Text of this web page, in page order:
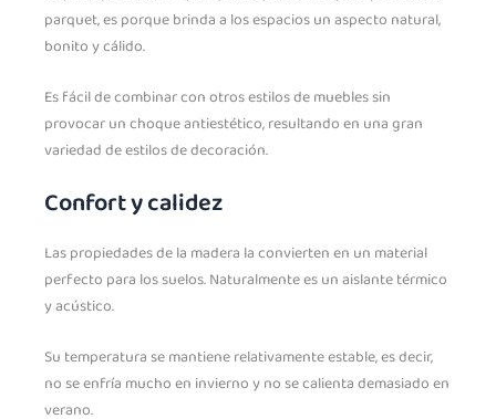
parquet, es porque brinda a los espacios un aspecto natural,
bonito y cálido.
Es fácil de combinar con otros estilos de muebles sin
provocar un choque antiestético, resultando en una gran
variedad de estilos de decoración.
Confort y calidez
Las propiedades de la madera la convierten en un material
perfecto para los suelos. Naturalmente es un aislante térmico
y acústico.
Su temperatura se mantiene relativamente estable, es decir,
no se enfría mucho en invierno y no se calienta demasiado en
verano.